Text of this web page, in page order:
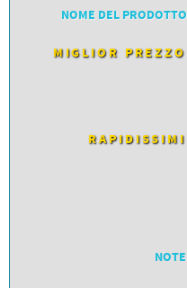
DORSALI TARGHE
PETTORALI CON NOME ATLETA
NOME DEL PRODOTTO
MIGLIOR PREZZO
RAPIDISSIMI
NOTE